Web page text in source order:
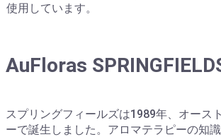
使用しています。
AuFloras
スプリングフィールズは1989年、オース
ーで誕生しました。アロマテラピーの知